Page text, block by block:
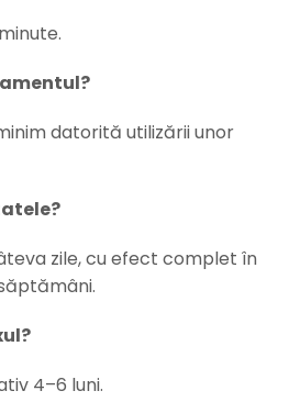
datorită utilizării unor
zile, cu efect complet în
4–6 luni.